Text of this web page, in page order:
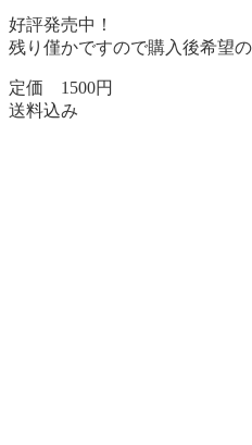
好評発売中！
残り僅かですので購入後希望
定価 1500円
送料込み